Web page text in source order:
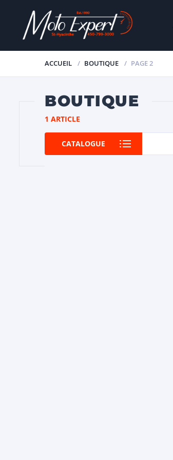
ACCUEIL BOUTIQUE PAGE 2
BOUTIQUE
1 ARTICLE
CATALOGUE